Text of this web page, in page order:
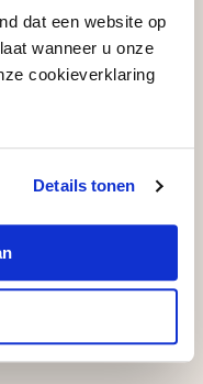
dat een website op
wanneer u onze
cookieverklaring
Details tonen
krijgen ze
financiering
bedrag van €